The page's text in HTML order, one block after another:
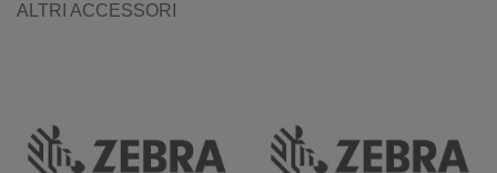
ALTRI ACCESSORI